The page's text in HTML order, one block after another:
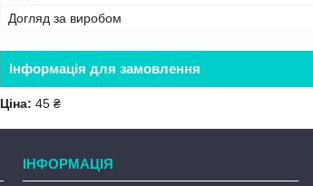
Догляд за виробом
Інформація для замовлення
Ціна: 45 ₴
ІНФОРМАЦІЯ